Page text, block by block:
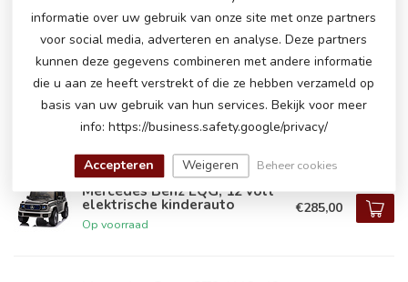
volt kinderauto
Op voorraad
€229,00
Mercedes CLA 45 S AMG, 12
volt kinderauto
Op voorraad
€239,00
Mercedes Benz EQG, 12 volt
elektrische kinderauto
Op voorraad
€285,00
informatie over uw gebruik van onze site met onze partners
voor social media, adverteren en analyse. Deze partners
kunnen deze gegevens combineren met andere informatie
die u aan ze heeft verstrekt of die ze hebben verzameld op
basis van uw gebruik van hun services. Bekijk voor meer
info: https://business.safety.google/privacy/
Accepteren Weigeren Beheer cookies